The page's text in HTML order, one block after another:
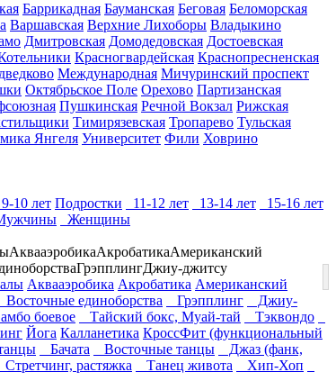
Баррикадная Бауманская Беговая Беломорская
Варшавская Верхние Лихоборы Владыкино
Дмитровская Домодедовская Достоевская
Красногвардейская Краснопресненская
Международная Мичуринский проспект
Октябрьское Поле Орехово Партизанская
Пушкинская Речной Вокзал Рижская
Тимирязевская Тропарево Тульская
Янгеля Университет Фили Ховрино
10 лет Подростки 11-12 лет 13-14 лет
15-16 лет
Женщины
АквааэробикаАкробатикаАмериканский
ГрэпплингДжиу-джитсу
Аквааэробика Акробатика Американский
Восточные единоборства Грэпплинг
Джиу-
боевое Тайский бокс, Муай-тай
Тэквондо
Йога Калланетика КроссФит (функциональный
Бачата Восточные танцы
Джаз (фанк,
Стретчинг, растяжка Танец живота
Хип-Хоп